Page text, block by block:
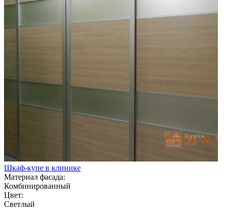
Шкаф-купе в клинике
Материал фасада:
Комбинированный
Цвет:
Светлый